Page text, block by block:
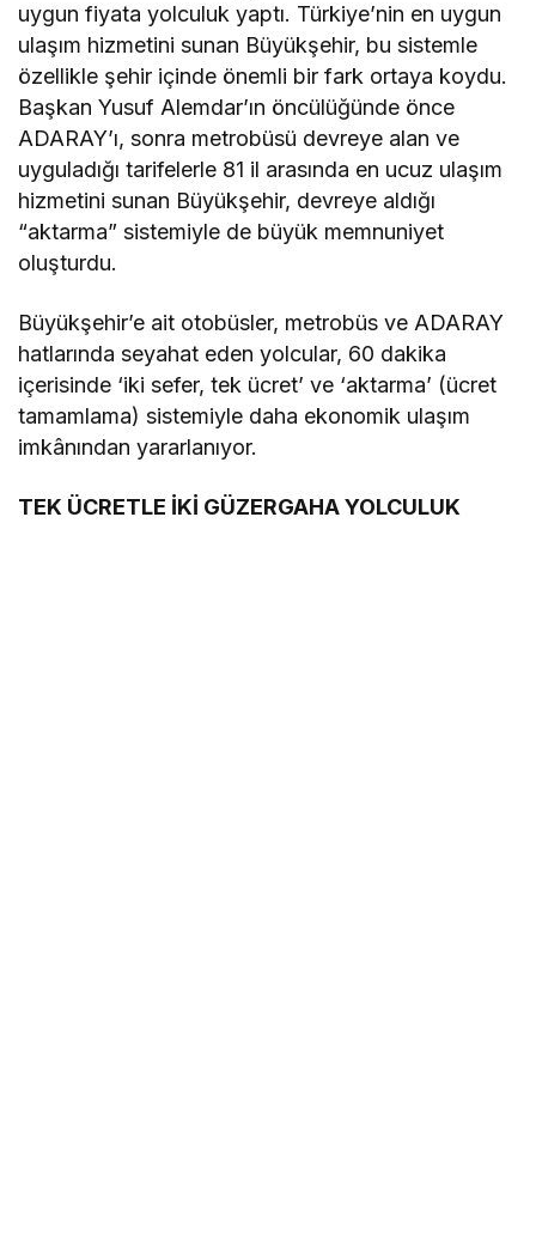
uygun fiyata yolculuk yaptı. Türkiye’nin en uygun
ulaşım hizmetini sunan Büyükşehir, bu sistemle
özellikle şehir içinde önemli bir fark ortaya koydu.
Başkan Yusuf Alemdar’ın öncülüğünde önce
ADARAY’ı, sonra metrobüsü devreye alan ve
uyguladığı tarifelerle 81 il arasında en ucuz ulaşım
hizmetini sunan Büyükşehir, devreye aldığı
“aktarma” sistemiyle de büyük memnuniyet
oluşturdu.
Büyükşehir’e ait otobüsler, metrobüs ve ADARAY
hatlarında seyahat eden yolcular, 60 dakika
içerisinde ‘iki sefer, tek ücret’ ve ‘aktarma’ (ücret
tamamlama) sistemiyle daha ekonomik ulaşım
imkânından yararlanıyor.
TEK ÜCRETLE İKİ GÜZERGAHA YOLCULUK